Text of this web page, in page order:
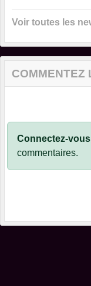
Voir toutes les
COMMENTEZ
Connectez-vous
commentaires.